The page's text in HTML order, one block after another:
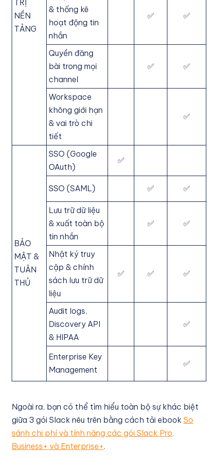
TRỊ
NỀN
TẢNG
& thống kê
hoạt động tin
nhắn
✅ ✅
Quyền đăng
bài trong mọi
channel
✅ ✅
Workspace
không giới hạn
& vai trò chi
tiết
✅
BẢO
MẬT &
TUÂN
THỦ
SSO (Google
OAuth)
✅
SSO (SAML) ✅ ✅
Lưu trữ dữ liệu
& xuất toàn bộ
tin nhắn
✅ ✅
Nhật ký truy
cập & chính
sách lưu trữ dữ
liệu
✅ ✅ ✅
Audit logs,
Discovery API
& HIPAA
✅
Enterprise Key
Management
✅
Ngoài ra, bạn có thể tìm hiểu toàn bộ sự khác biệt
giữa 3 gói Slack nêu trên bằng cách tải ebook So
sánh chi phí và tính năng các gói Slack Pro,
Business+ và Enterprise+.